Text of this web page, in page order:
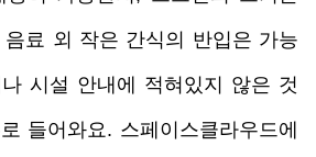
료 외 작은 간식의 반입은 가능
시설 안내에 적혀있지 않은 것
들어와요. 스페이스클라우드에